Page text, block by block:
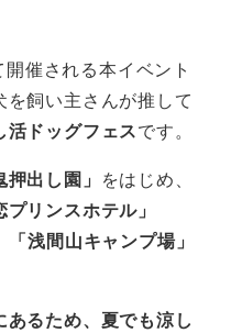
開催される本イベント
飼い主さんが推して
活ドッグフェスです。
押出し園」 をはじめ、
プリンスホテル」
浅間山キャンプ場」
るため、夏でも涼し